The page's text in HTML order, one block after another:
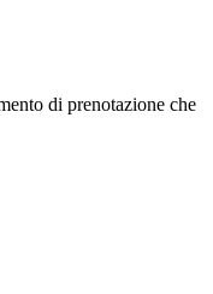
di prenotazione che